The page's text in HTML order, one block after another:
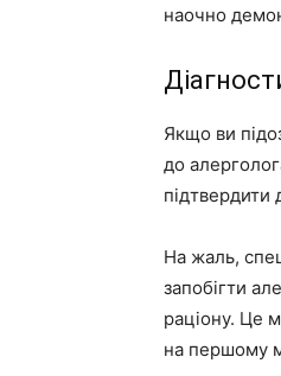
наочно
Якщо ви
до
підтвердити
На жаль,
запобігти
раціону. Це
на першому